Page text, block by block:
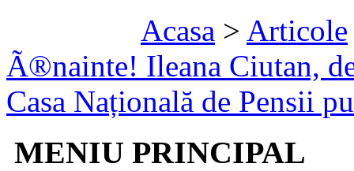
Acasa > Articole
Ã®nainte! Ileana Ciutan,
Casa Națională de Pensii
MENIU PRINCIPAL